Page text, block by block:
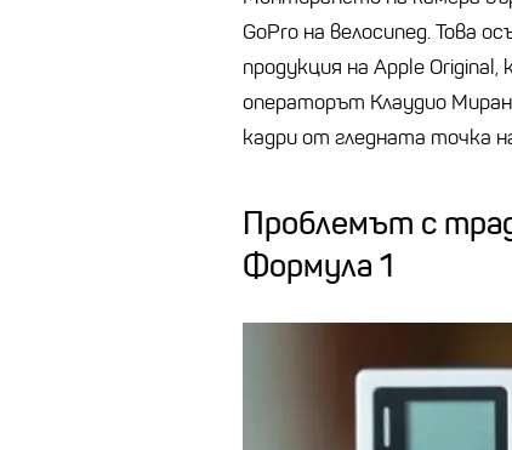
GoPro на велосипед. Това
продукция на Apple
операторът Клаудио
кадри от гледната точка
Проблемът с
Формула 1